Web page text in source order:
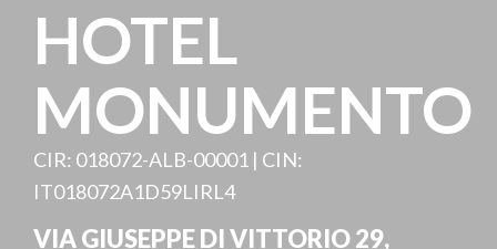
HOTEL
MONUMENTO
CIR: 018072-ALB-00001 | CIN:
IT018072A1D59LIRL4
VIA GIUSEPPE DI VITTORIO 29,